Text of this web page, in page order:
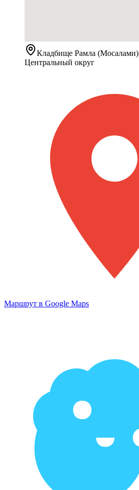
Кладбище Рамла (Мосалами)
Центральный округ
Маршрут в Google Maps